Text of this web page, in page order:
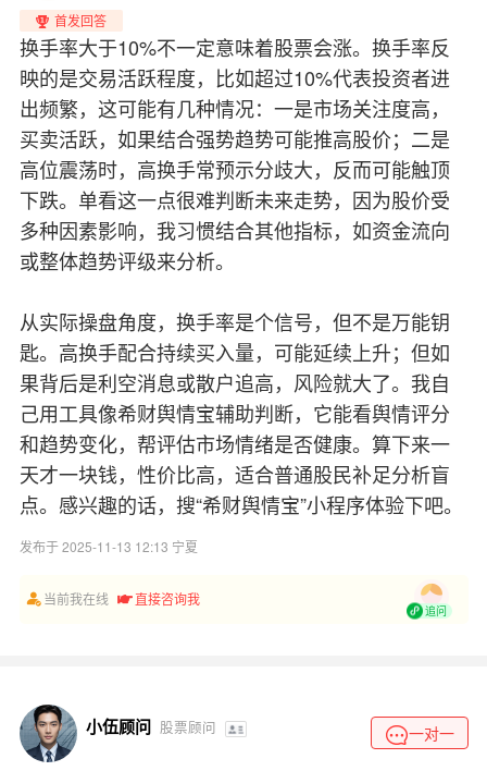
首发回答
换手率大于10%不一定意味着股票会涨。换手率反
映的是交易活跃程度，比如超过10%代表投资者进
出频繁，这可能有几种情况：一是市场关注度高，
买卖活跃，如果结合强势趋势可能推高股价；二是
高位震荡时，高换手常预示分歧大，反而可能触顶
下跌。单看这一点很难判断未来走势，因为股价受
多种因素影响，我习惯结合其他指标，如资金流向
或整体趋势评级来分析。
从实际操盘角度，换手率是个信号，但不是万能钥
匙。高换手配合持续买入量，可能延续上升；但如
果背后是利空消息或散户追高，风险就大了。我自
己用工具像希财舆情宝辅助判断，它能看舆情评分
和趋势变化，帮评估市场情绪是否健康。算下来一
天才一块钱，性价比高，适合普通股民补足分析盲
点。感兴趣的话，搜“希财舆情宝”小程序体验下吧。
发布于 2025-11-13 12:13 宁夏
当前我在线 直接咨询我
追问
小伍顾问 股票顾问 一对一